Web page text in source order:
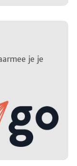
je je